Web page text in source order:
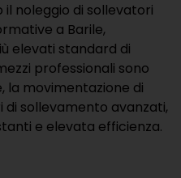
il noleggio di sollevatori
a Barile,
elevati standard di
professionali sono
la movimentazione di
sollevamento avanzati,
e elevata efficienza.